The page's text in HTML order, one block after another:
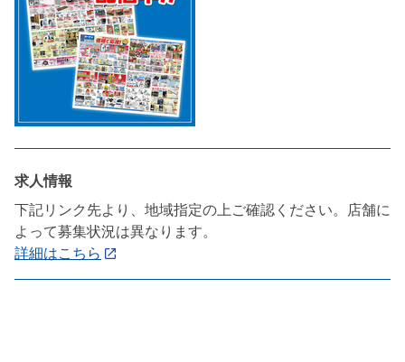
求人情報
下記リンク先より、地域指定の上ご確認ください。店舗に
よって募集状況は異なります。
詳細はこちら